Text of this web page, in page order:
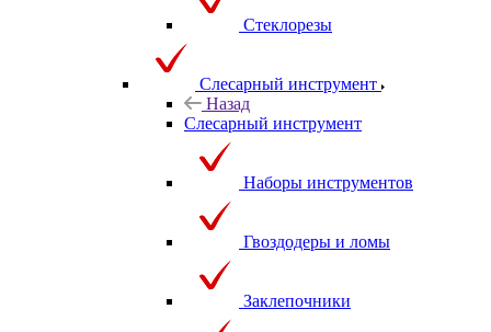
Стеклорезы
Слесарный инструмент
Назад
Слесарный инструмент
Наборы инструментов
Гвоздодеры и ломы
Заклепочники